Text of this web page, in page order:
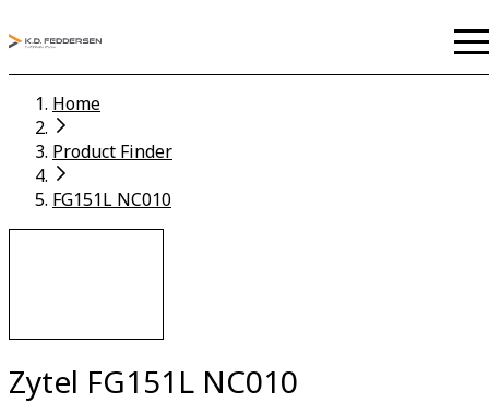
Home
Product Finder
FG151L NC010
Zytel FG151L NC010